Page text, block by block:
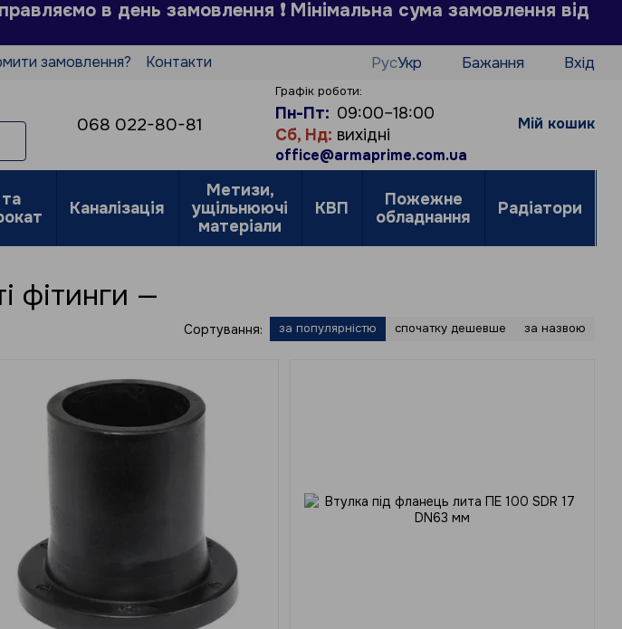
в день замовлення ❗ Мінімальна сума замовлення від
замовлення?
Контакти
РусУкр Бажання Вхід
068 022-80-81
Графік роботи:
Пн-Пт: 09:00–18:00
Сб, Нд: вихідні
office@armaprime.com.ua
Мій кошик
Каналізація
Метизи,
ущільнюючі
матеріали
КВП
Пожежне
обладнання
Радіатори
фітинги —
Сортування: за популярністю спочатку дешевше за назвою